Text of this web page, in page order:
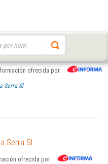
ofrecida por
Serra Sl
Serra Sl
ofrecida por